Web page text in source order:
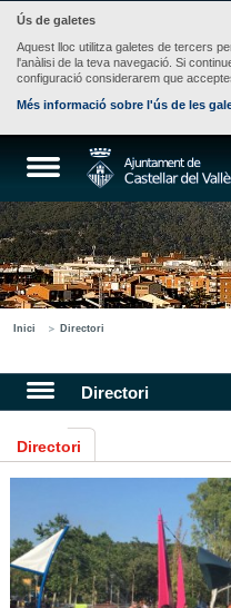
Ús de galetes
Aquest lloc utilitza galetes de tercers
l'anàlisi de la teva navegació. Si
configuració considerarem que
Més informació sobre l'ús de les
Inici Directori
Directori
Directori